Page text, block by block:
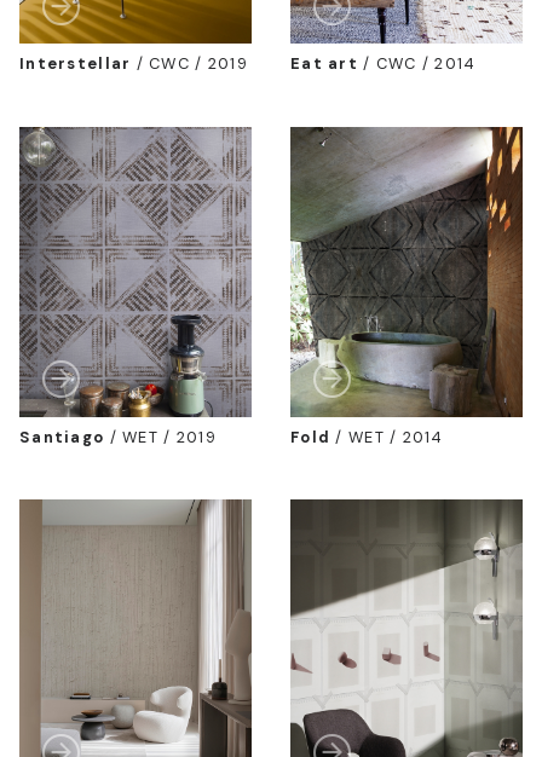
Interstellar /CWC / 2019 Eat art / CWC / 2014
Santiago /WET / 2019 Fold / WET / 2014